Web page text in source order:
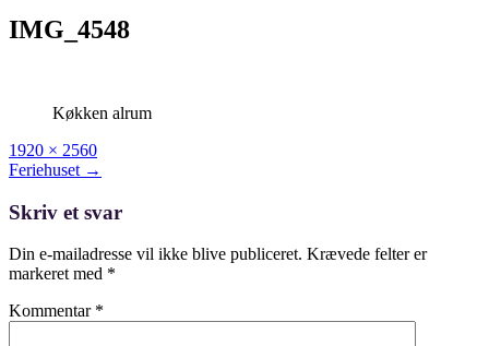
IMG_4548
Køkken alrum
Full
size
1920 × 2560
Post
Feriehuset →
Skriv et svar
Din e-mailadresse vil ikke blive publiceret. Krævede felter er
markeret med *
Kommentar *